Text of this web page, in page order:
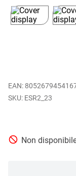
EAN:
ESR2_23
Non